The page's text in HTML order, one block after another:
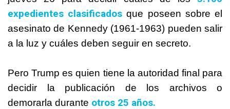
expedientes clasificados que poseen sobre el
asesinato de Kennedy (1961-1963) pueden salir
a la luz y cuáles deben seguir en secreto.
PeroTrump es quien tiene la autoridad final para
decidir la publicación de los archivos o
demorarla durante otros 25 años.